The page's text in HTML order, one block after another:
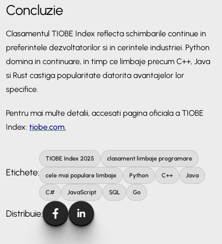
Concluzie
Clasamentul TIOBE Index reflecta schimbarile continue in
preferintele dezvoltatorilor si in cerintele industriei. Python
domina in continuare, in timp ce limbaje precum C++, Java
si Rust castiga popularitate datorita avantajelor lor
specifice.
Pentru mai multe detalii, accesati pagina oficiala a TIOBE
Index: tiobe.com.
Etichete:
TIOBE Index 2025 clasament limbaje programare
cele mai populare limbaje Python C++ Java
C# JavaScript SQL Go
Distribuie: